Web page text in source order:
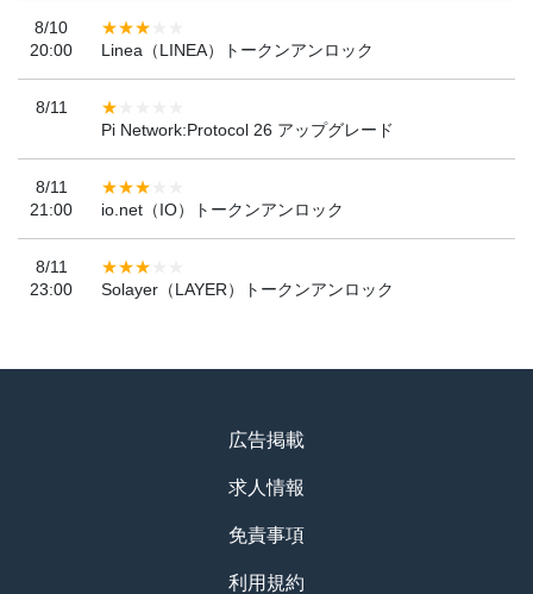
8/10
20:00
Linea（LINEA）トークンアンロック
8/11
Pi Network:Protocol 26 アップグレード
8/11
21:00
io.net（IO）トークンアンロック
8/11
23:00
Solayer（LAYER）トークンアンロック
広告掲載
求人情報
免責事項
利用規約